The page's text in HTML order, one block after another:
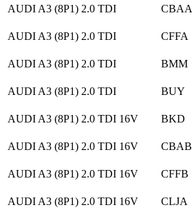
AUDI A3 (8P1) 2.0 TDI CBAA
AUDI A3 (8P1) 2.0 TDI CFFA
AUDI A3 (8P1) 2.0 TDI BMM
AUDI A3 (8P1) 2.0 TDI BUY
AUDI A3 (8P1) 2.0 TDI 16V BKD
AUDI A3 (8P1) 2.0 TDI 16V CBAB
AUDI A3 (8P1) 2.0 TDI 16V CFFB
AUDI A3 (8P1) 2.0 TDI 16V CLJA